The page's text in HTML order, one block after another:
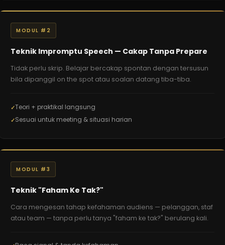
MODUL #2
Teknik Impromptu Speech — Cakap Tanpa Prepare
Tidak perlu skrip. Belajar bercakap spontan dengan tersusun
bila dipanggil on the spot atau soalan datang tiba-tiba.
Teori + praktikal langsung
Sesuai untuk meeting & situasi harian
MODUL #3
Teknik "Faham Ke Tak?"
Cara mengesan tahap kefahaman audiens — pelanggan, staf
atau team — tanpa perlu tanya "faham ke tak?" berulang kali.